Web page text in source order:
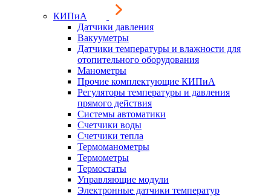
КИПиА
Датчики давления
Вакууметры
Датчики температуры и влажности для
отопительного оборудования
Манометры
Прочие комплектующие КИПиА
Регуляторы температуры и давления
прямого действия
Системы автоматики
Счетчики воды
Счетчики тепла
Термоманометры
Термометры
Термостаты
Управляющие модули
Электронные датчики температур